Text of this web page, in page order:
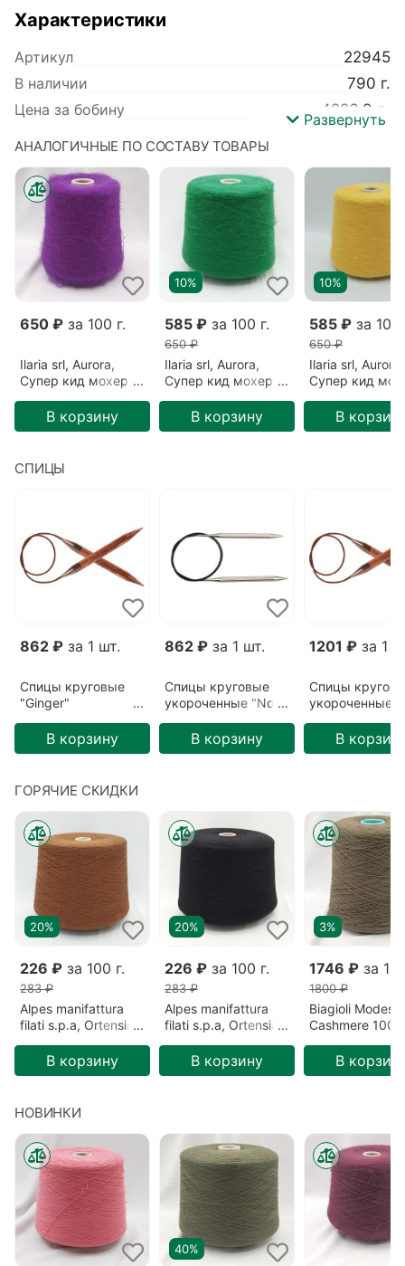
Характеристики
Артикул
22945
В наличии
790 г.
Цена за бобину
4826.9 р.
Коллекция
Aurora
Базовый цвет
Коричневый
Вид пряжи
Пушистая
Метраж
1000 м/100 гр
Детальный
состав
Меринос 5% Нейлон 28% Супер кид
мохер 67%
Каштан (006071)
Развернуть
АНАЛОГИЧНЫЕ ПО СОСТАВУ ТОВАРЫ
650 ₽ за 100 г.
Ilaria srl, Aurora,
Супер кид мохер/
Фиолетовый/
Фиалка (28301)
В корзину
10%
585 ₽ за 100 г.
650 ₽
Ilaria srl, Aurora,
Супер кид мохер/
Зеленый/Зеленый
(006125)
В корзину
10%
585 ₽ за 100
650 ₽
Ilaria srl, Aurora,
Супер кид
Желтый/
(006076)
В
СПИЦЫ
862 ₽ за 1 шт.
Спицы круговые
"Ginger"
В корзину
862 ₽ за 1 шт.
Спицы круговые
укороченные "Nova
5,5мм/40см
В корзину
1201 ₽ за 1
Спицы
укороченные
5,5мм/40см
В
ГОРЯЧИЕ СКИДКИ
20%
226 ₽ за 100 г.
283 ₽
Alpes manifattura
filati s.p.a, Ortensia,
Коричневый/Сигара
(2193)
В корзину
20%
226 ₽ за 100 г.
283 ₽
Alpes manifattura
filati s.p.a, Ortensia,
Черный/Безлунная
ночь (00836)
В корзину
3%
1746 ₽ за
1800 ₽
Biagioli
Cashmere
Готика
В
НОВИНКИ
40%